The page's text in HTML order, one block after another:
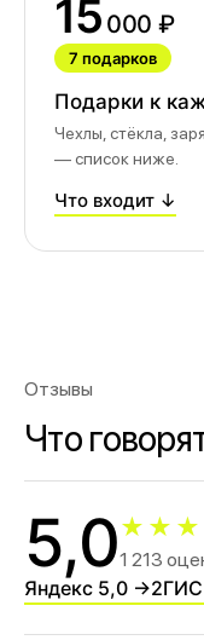
15 000 ₽
7 подарков
Подарки к
Чехлы, стёкла,
— список ниже.
Что входит ↓
Отзывы
Что
5,01 213
Яндекс 5,0 →
ИНН-